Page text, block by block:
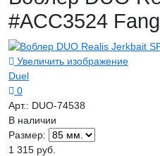
#ACC3524
Увеличить изображение
Duel
0
Арт.: DUO-74538
В наличии
Размер:
1 315 руб.